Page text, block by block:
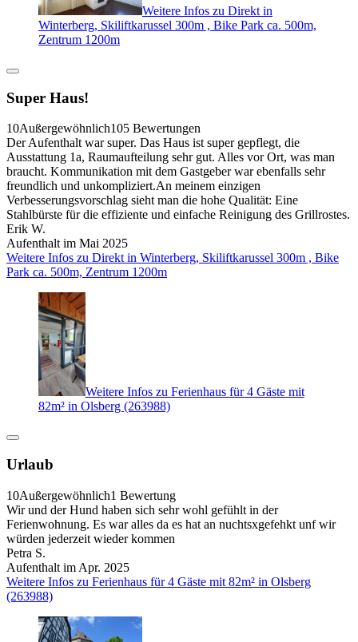
Weitere Infos zu Direkt in
Winterberg, Skiliftkarussel 300m , Bike Park ca. 500m,
Zentrum 1200m
Super Haus!
10Außergewöhnlich105 Bewertungen
Der Aufenthalt war super. Das Haus ist super gepflegt, die
Ausstattung 1a, Raumaufteilung sehr gut. Alles vor Ort, was man
braucht. Kommunikation mit dem Gastgeber war ebenfalls sehr
freundlich und unkompliziert.An meinem einzigen
Verbesserungsvorschlag sieht man die hohe Qualität: Eine
Stahlbürste für die effiziente und einfache Reinigung des Grillrostes.
Erik W.
Aufenthalt im Mai 2025
Weitere Infos zu Direkt in Winterberg, Skiliftkarussel 300m , Bike
Park ca. 500m, Zentrum 1200m
Weitere Infos zu Ferienhaus für 4 Gäste mit
82m² in Olsberg (263988)
Urlaub
10Außergewöhnlich1 Bewertung
Wir und der Hund haben sich sehr wohl gefühlt in der
Ferienwohnung. Es war alles da es hat an nuchtsxgefehkt unf wir
würden jederzeit wieder kommen
Petra S.
Aufenthalt im Apr. 2025
Weitere Infos zu Ferienhaus für 4 Gäste mit 82m² in Olsberg
(263988)